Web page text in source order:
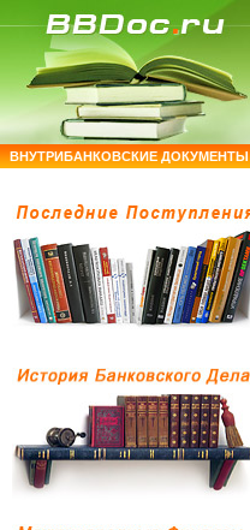
ВНУТРИБАНКОВСКИЕ ДОКУМЕНТЫ